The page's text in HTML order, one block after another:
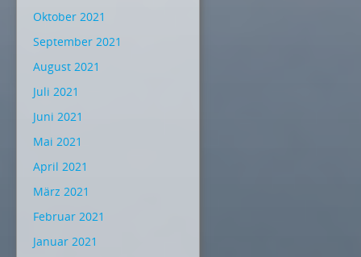
Oktober 2021
September 2021
August 2021
Juli 2021
Juni 2021
Mai 2021
April 2021
März 2021
Februar 2021
Januar 2021